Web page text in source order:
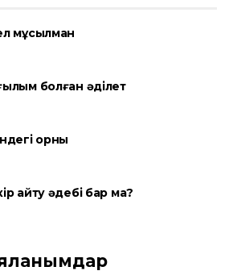
мұсылман
болған әділет
орны
айту әдебі бар ма?